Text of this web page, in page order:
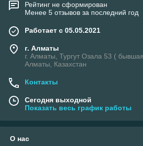
Рейтинг не сформирован
Менее 5 отзывов за последний год
Работает с 05.05.2021
г. Алматы
г. Алматы, Тургут Озала 53 (
Алматы, Казахстан
Контакты
Сегодня выходной
Показать весь график работы
О нас